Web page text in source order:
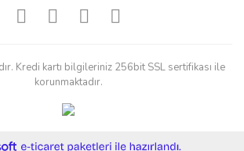
Kredi kartı bilgileriniz 256bit SSL sertifikası ile
korunmaktadır.
ideasoft e-